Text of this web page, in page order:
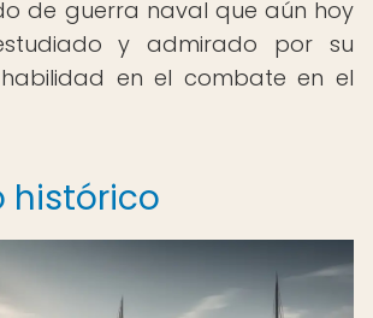
de guerra naval que aún hoy
y admirado por su
en el combate en el
histórico